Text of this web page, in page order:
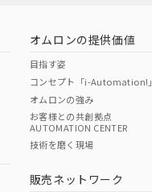
オムロンの提供価値
目指す姿
コンセプト「i-Automation!」
オムロンの強み
お客様との共創拠点
AUTOMATION CENTER
技術を磨く現場
販売ネットワーク